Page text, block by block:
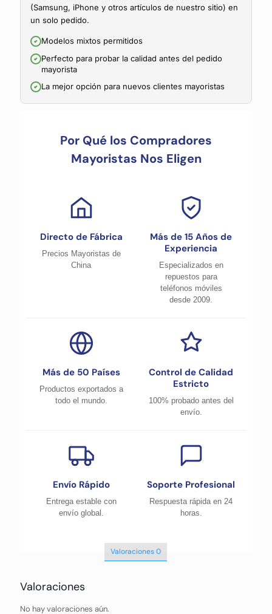
(Samsung, iPhone y otros artículos de nuestro sitio) en
un solo pedido.
Modelos mixtos permitidos
Perfecto para probar la calidad antes del pedido
mayorista
La mejor opción para nuevos clientes mayoristas
Por Qué los Compradores
Mayoristas Nos Eligen
Directo de Fábrica
Precios Mayoristas de
China
Más de 15 Años de
Experiencia
Especializados en
repuestos para
teléfonos móviles
desde 2009.
Más de 50 Países
Productos exportados a
todo el mundo.
Control de Calidad
Estricto
100% probado antes del
envío.
Envío Rápido
Entrega estable con
envío global.
Soporte Profesional
Respuesta rápida en 24
horas.
Valoraciones0
Valoraciones
No hay valoraciones aún.